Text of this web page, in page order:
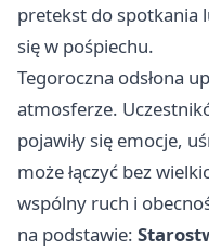
pretekst do spotkania
się w pośpiechu.
Tegoroczna odsłona
atmosferze.
pojawiły się emocje,
może łączyć bez
wspólny ruch i
na podstawie: